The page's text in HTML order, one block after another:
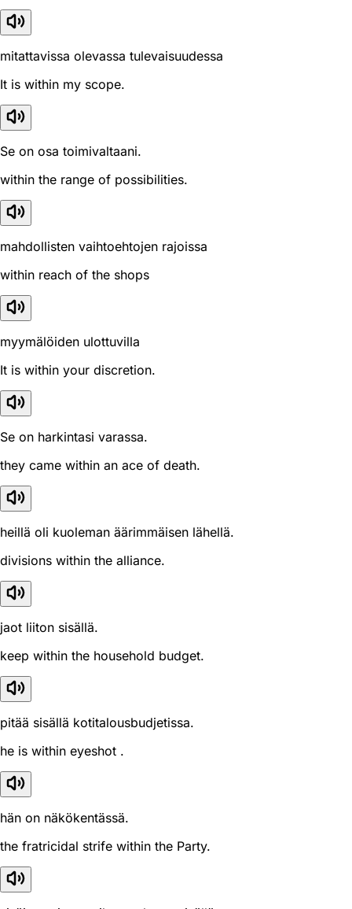
mitattavissa olevassa tulevaisuudessa
It is within my scope.
Se on osa toimivaltaani.
within the range of possibilities.
mahdollisten vaihtoehtojen rajoissa
within reach of the shops
myymälöiden ulottuvilla
It is within your discretion.
Se on harkintasi varassa.
they came within an ace of death.
heillä oli kuoleman äärimmäisen lähellä.
divisions within the alliance.
jaot liiton sisällä.
keep within the household budget.
pitää sisällä kotitalousbudjetissa.
he is within eyeshot .
hän on näkökentässä.
the fratricidal strife within the Party.